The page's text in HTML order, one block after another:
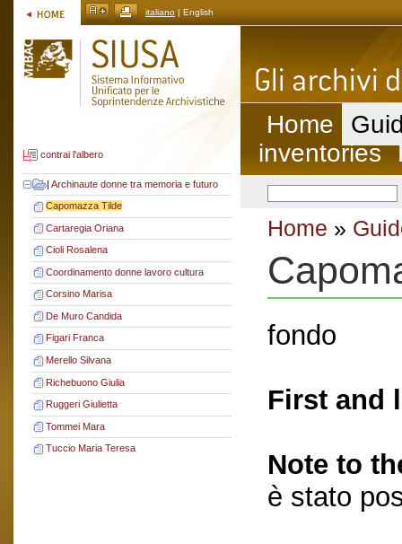
italiano | English
contrai l'albero
| Archinaute donne tra memoria e futuro
Capomazza Tilde
Cartaregia Oriana
Cioli Rosalena
Coordinamento donne lavoro cultura
Corsino Marisa
De Muro Candida
Figari Franca
Merello Silvana
Richebuono Giulia
Ruggeri Giulietta
Tommei Mara
Tuccio Maria Teresa
Home
inventories
Home »
fondo
First and
Note to
è stato